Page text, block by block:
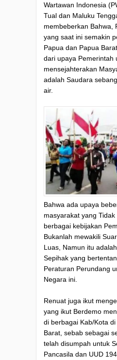
Wartawan Indonesia
Tual dan Maluku
membeberkan Bahwa,
yang saat ini semakin
Papua dan Papua
dari upaya Pemerintah
mensejahterakan
adalah Saudara
air.
Bahwa ada upaya
masyarakat yang
berbagai kebijakan
Bukanlah mewakili
Luas, Namun itu
Sepihak yang
Peraturan Perundang
Negara ini.
Renuat juga ikut
yang ikut Berdemo
di berbagai Kab/Kota
Barat, sebab sebagai
telah disumpah untuk
Pancasila dan UUD